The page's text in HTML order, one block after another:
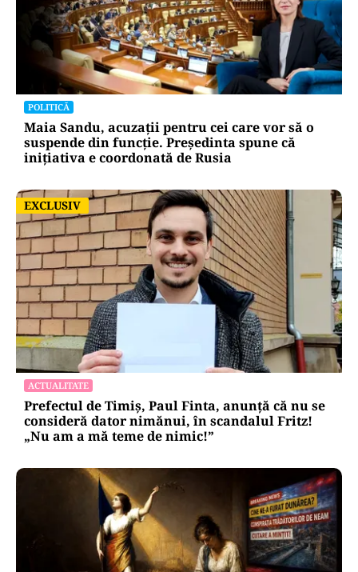
POLITICĂ
Maia Sandu, acuzații pentru cei care vor să o
suspende din funcție. Președinta spune că
inițiativa e coordonată de Rusia
EXCLUSIV
EXCLUSIV
ACTUALITATE
Prefectul de Timiș, Paul Finta, anunță că nu se
consideră dator nimănui, în scandalul Fritz!
„Nu am a mă teme de nimic!”